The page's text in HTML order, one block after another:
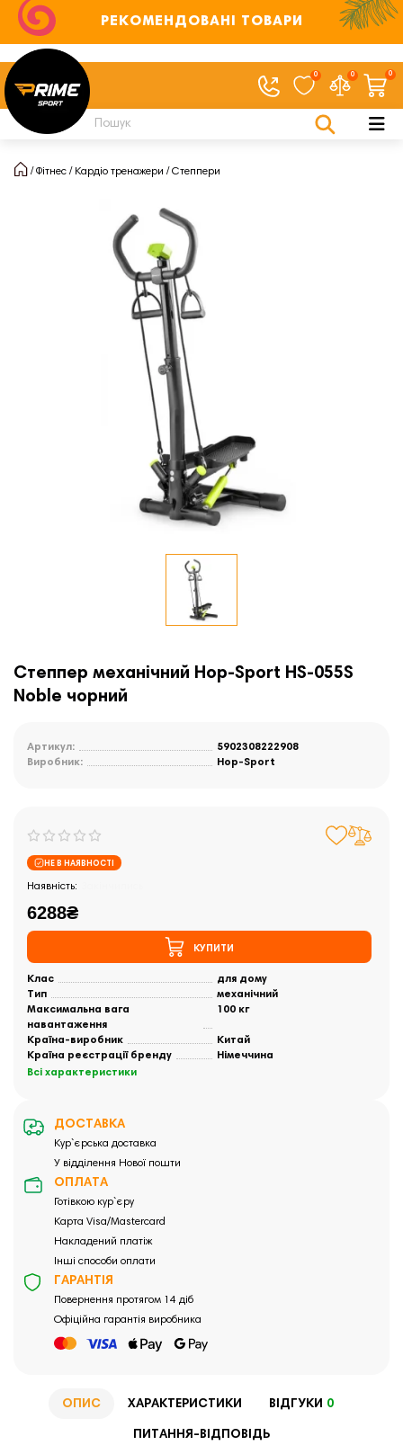
РЕКОМЕНДОВАНІ ТОВАРИ
0 0 0
Фітнес Кардіо тренажери Степпери
Степпер механічний Hop-Sport HS-055S
Noble чорний
Артикул:
5902308222908
Виробник:
Hop-Sport
НЕ В НАЯВНОСТІ
6288₴
КУПИТИ
Клас
для дому
Тип
механічний
Максимальна вага
навантаження
100 кг
Країна-виробник
Китай
Країна реєстрації бренду
Німеччина
Всі характеристики
ДОСТАВКА
Кур`єрська доставка
У відділення Нової пошти
ОПЛАТА
Готівкою кур`єру
Карта Visa/Mastercard
Накладений платіж
Інші способи оплати
ГАРАНТІЯ
Повернення протягом 14 діб
Офіційна гарантія виробника
ОПИС ХАРАКТЕРИСТИКИ ВІДГУКИ 0
ПИТАННЯ-ВІДПОВІДЬ